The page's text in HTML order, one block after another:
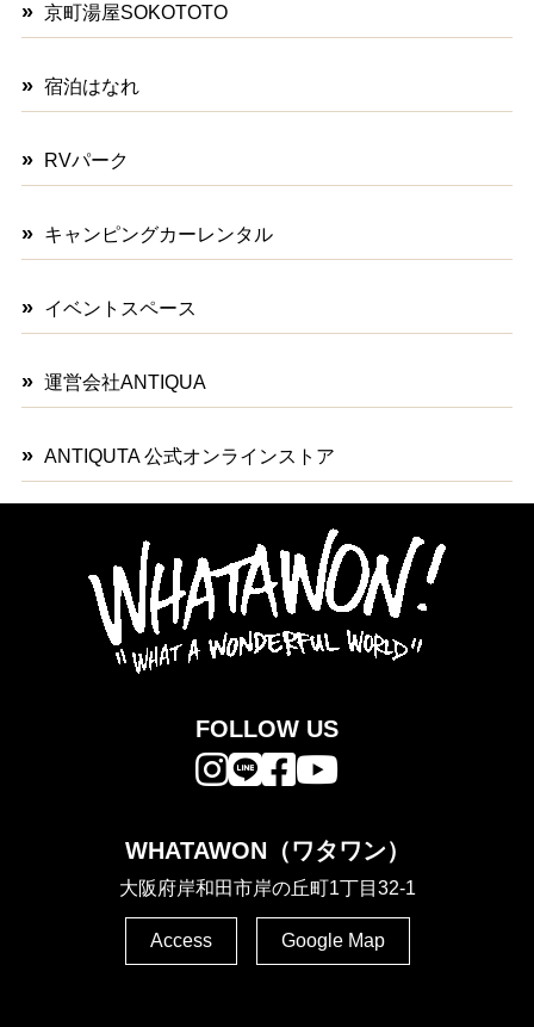
京町湯屋SOKOTOTO
宿泊はなれ
RVパーク
キャンピングカーレンタル
イベントスペース
運営会社ANTIQUA
ANTIQUTA 公式オンラインストア
FOLLOW US
WHATAWON（ワタワン）
大阪府岸和田市岸の丘町1丁目32-1
Access Google Map